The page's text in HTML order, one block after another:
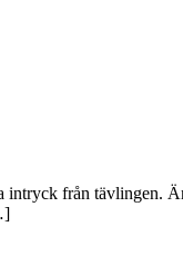
från tävlingen.